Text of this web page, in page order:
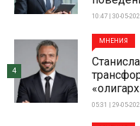
10:47 | 30-05-
МНЕНИЯ
05:31 | 29-05-
4